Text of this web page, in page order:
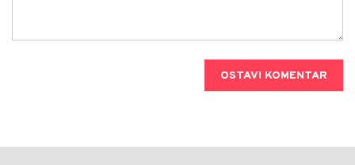
OSTAVI KOMENTAR